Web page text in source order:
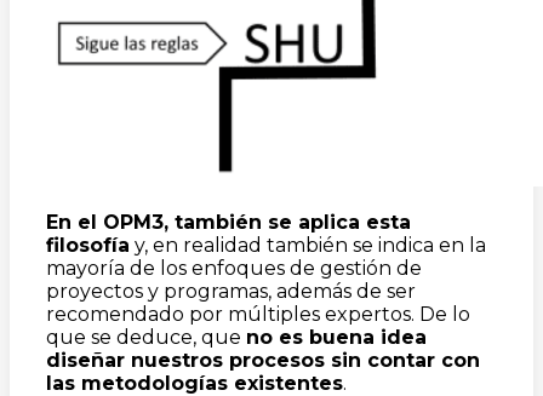
En el OPM3, también se aplica esta
filosofía y, en realidad también se indica en la
mayoría de los enfoques de gestión de
proyectos y programas, además de ser
recomendado por múltiples expertos. De lo
que se deduce, que no es buena idea
diseñar nuestros procesos sin contar con
las metodologías existentes.